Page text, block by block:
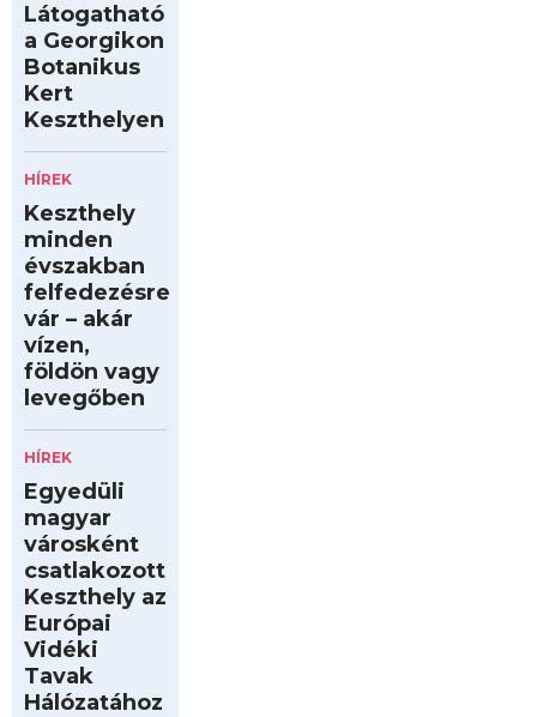
Látogatható
a Georgikon
Botanikus
Kert
Keszthelyen
HÍREK
Keszthely
minden
évszakban
felfedezésre
vár – akár
vízen,
földön vagy
levegőben
HÍREK
Egyedüli
magyar
városként
csatlakozott
Keszthely az
Európai
Vidéki
Tavak
Hálózatához